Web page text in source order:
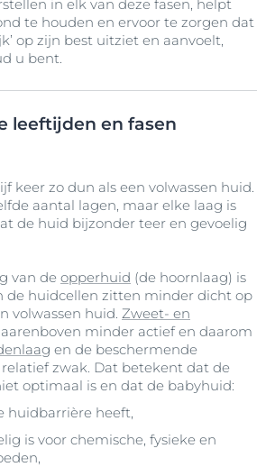
in elk van deze fasen, helpt
te houden en ervoor te zorgen dat
op zijn best uitziet en aanvoelt,
u bent.
leeftijden en fasen
keer zo dun als een volwassen huid.
aantal lagen, maar elke laag is
de huid bijzonder teer en gevoelig
van de opperhuid (de hoornlaag) is
de huidcellen zitten minder dicht op
volwassen huid. Zweet- en
minder actief en daarom
en de beschermende
zwak. Dat betekent dat de
optimaal is en dat de babyhuid:
huidbarrière heeft,
is voor chemische, fysieke en